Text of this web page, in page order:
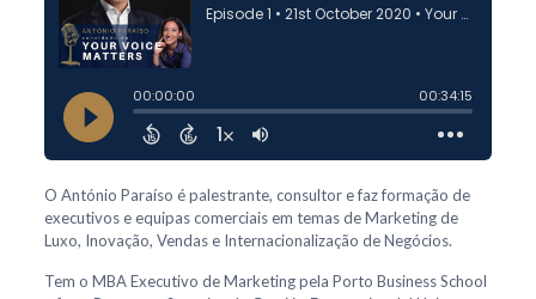
O António Paraíso é palestrante, consultor e faz formação de
executivos e equipas comerciais em temas de Marketing de
Luxo, Inovação, Vendas e Internacionalização de Negócios.
Tem o MBA Executivo de Marketing pela Porto Business School